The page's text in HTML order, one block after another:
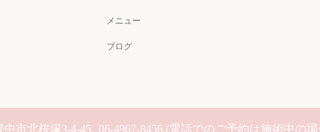
メニュー
ブログ
中市北桜塚3-4-45 06-4967-8456 (電話でのご予約は施術中の